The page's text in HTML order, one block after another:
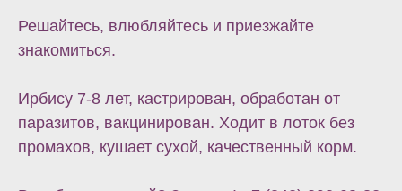
Решайтесь, влюбляйтесь и приезжайте
знакомиться.
Ирбису 7-8 лет, кастрирован, обработан от
паразитов, вакцинирован. Ходит в лоток без
промахов, кушает сухой, качественный корм.